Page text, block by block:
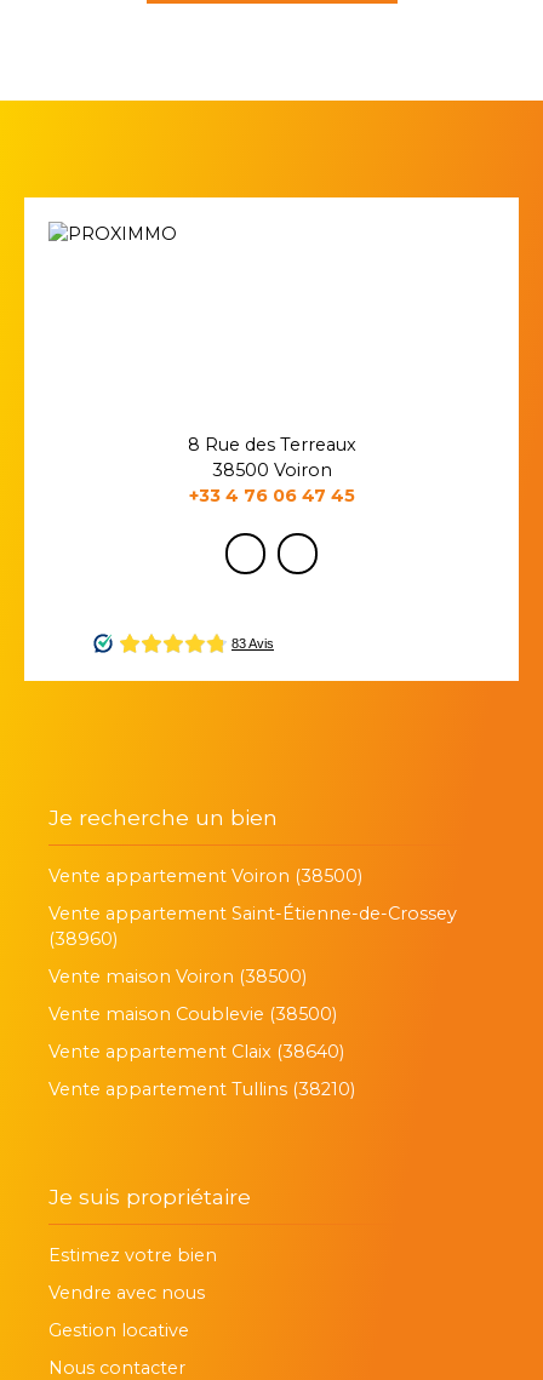
8 Rue des Terreaux
38500 Voiron
+33 4 76 06 47 45
Je recherche un bien
Vente appartement Voiron (38500)
Vente appartement Saint-Étienne-de-Crossey
(38960)
Vente maison Voiron (38500)
Vente maison Coublevie (38500)
Vente appartement Claix (38640)
Vente appartement Tullins (38210)
Je suis propriétaire
Estimez votre bien
Vendre avec nous
Gestion locative
Nous contacter